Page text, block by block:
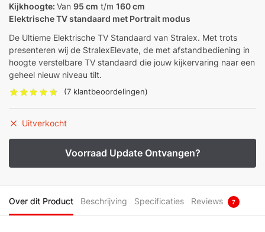
was:
is:
€ 399,00.
Kijkhoogte: Van 95 cm t/m 160 cm
Elektrische TV standaard met Portrait modus
De Ultieme Elektrische TV Standaard van Stralex. Met trots
presenteren wij de StralexElevate, de met afstandbediening in
hoogte verstelbare TV standaard die jouw kijkervaring naar een
geheel nieuw niveau tilt.
(7 klantbeoordelingen)
Uitverkocht
Over dit Product Beschrijving Specificaties Reviews 7